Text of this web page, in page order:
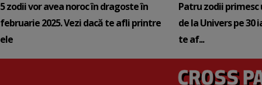
5 zodii vor avea noroc în dragoste în
februarie 2025. Vezi dacă te afli printre
ele
Patru zodii primesc
de la Univers pe 30
te af...